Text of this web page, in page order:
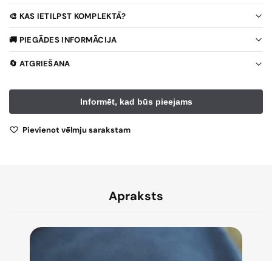
🎨 KAS IETILPST KOMPLEKTĀ?
🚚 PIEGĀDES INFORMĀCIJA
🔄 ATGRIEŠANA
Pievienot vēlmju sarakstam
Apraksts